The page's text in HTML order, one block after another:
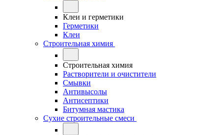
Клеи и герметики
Герметики
Клеи
Строительная химия
Строительная химия
Растворители и очистители
Смывки
Антивысолы
Антисептики
Битумная мастика
Сухие строительные смеси